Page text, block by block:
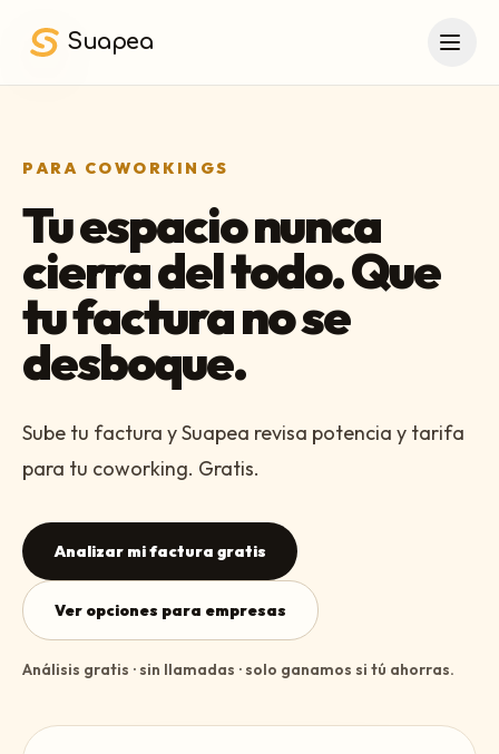
Suapea
PARA COWORKINGS
Tu espacio nunca
cierra del todo. Que
tu factura no se
desboque.
Sube tu factura y Suapea revisa potencia y tarifa
para tu coworking. Gratis.
Analizar mi factura gratis
Ver opciones para empresas
Análisis gratis · sin llamadas · solo ganamos si tú ahorras.